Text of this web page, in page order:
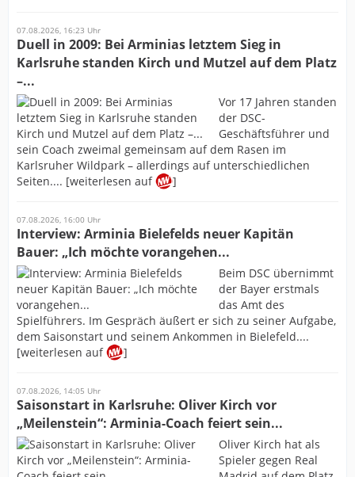
07.08.2026, 16:23 Uhr
Duell in 2009: Bei Arminias letztem Sieg in
Karlsruhe standen Kirch und Mutzel auf dem Platz
–...
Vor 17 Jahren standen
der DSC-
Geschäftsführer und
sein Coach zweimal gemeinsam auf dem Rasen im
Karlsruher Wildpark – allerdings auf unterschiedlichen
Seiten.... [weiterlesen auf
]
07.08.2026, 16:00 Uhr
Interview: Arminia Bielefelds neuer Kapitän
Bauer: „Ich möchte vorangehen...
Beim DSC übernimmt
der Bayer erstmals
das Amt des
Spielführers. Im Gespräch äußert er sich zu seiner Aufgabe,
dem Saisonstart und seinem Ankommen in Bielefeld....
[weiterlesen auf
]
07.08.2026, 14:05 Uhr
Saisonstart in Karlsruhe: Oliver Kirch vor
„Meilenstein“: Arminia-Coach feiert sein...
Oliver Kirch hat als
Spieler gegen Real